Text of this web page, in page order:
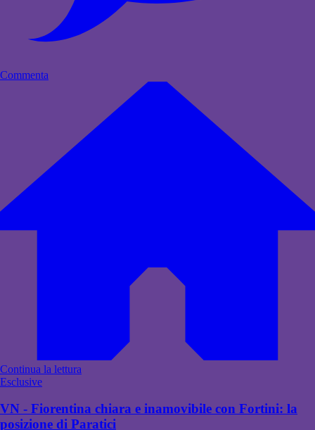
Commenta
Continua la lettura
Esclusive
VN - Fiorentina chiara e inamovibile con Fortini: la
posizione di Paratici